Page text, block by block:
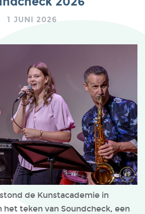
1 JUNI 2026
de Kunstacademie in
het teken van Soundcheck, een